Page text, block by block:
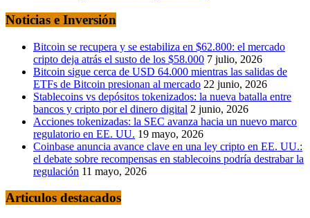
Noticias e Inversión
Bitcoin se recupera y se estabiliza en $62.800: el mercado
cripto deja atrás el susto de los $58.000 7 julio, 2026
Bitcoin sigue cerca de USD 64.000 mientras las salidas de
ETFs de Bitcoin presionan al mercado 22 junio, 2026
Stablecoins vs depósitos tokenizados: la nueva batalla entre
bancos y cripto por el dinero digital 2 junio, 2026
Acciones tokenizadas: la SEC avanza hacia un nuevo marco
regulatorio en EE. UU. 19 mayo, 2026
Coinbase anuncia avance clave en una ley cripto en EE. UU.:
el debate sobre recompensas en stablecoins podría destrabar la
regulación 11 mayo, 2026
Articulos destacados